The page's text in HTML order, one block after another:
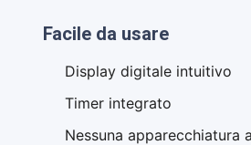
Facile da usare
Display digitale intuitivo
Timer integrato
Nessuna apparecchiatura